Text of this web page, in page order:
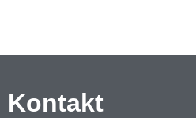
Kontakt